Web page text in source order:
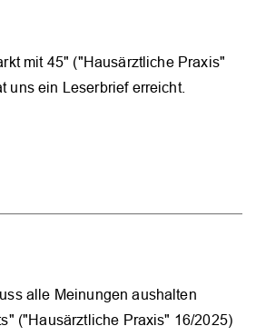
mit 45" ("Hausärztliche Praxis"
uns ein Leserbrief erreicht.
alle Meinungen aushalten
("Hausärztliche Praxis" 16/2025)